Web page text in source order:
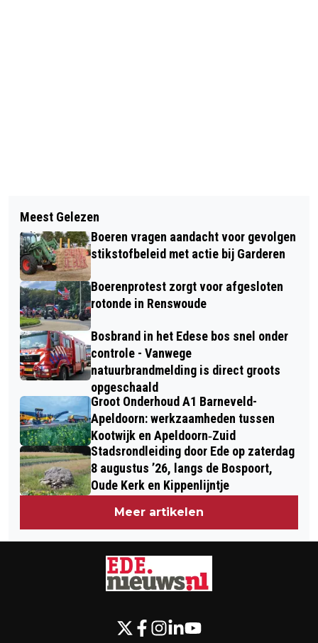
VRIJWILLIGERS GEZOCHT VOOR
INVENTARISATIE
LANDSCHAPSELEMENTEN IN REGIO
FOODVALLEY
AUTOMOBILISTE RAAKT GEWOND BIJ
ONGEVAL MET VRACHTWAGEN IN
OTTERLO
Meest Gelezen
Boeren vragen aandacht voor gevolgen
stikstofbeleid met actie bij Garderen
Boerenprotest zorgt voor afgesloten
rotonde in Renswoude
Bosbrand in het Edese bos snel onder
controle - Vanwege
natuurbrandmelding is direct groots
opgeschaald
Groot Onderhoud A1 Barneveld-
Apeldoorn: werkzaamheden tussen
Kootwijk en Apeldoorn‐Zuid
Stadsrondleiding door Ede op zaterdag
8 augustus ’26, langs de Bospoort,
Oude Kerk en Kippenlijntje
Meer artikelen